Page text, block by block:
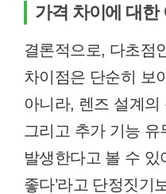
가격 차이에 대한
결론적으로, 다초점
차이점은 단순히 보
아니라, 렌즈 설계의
그리고 추가 기능
발생한다고 볼 수 있
좋다’라고 단정짓기